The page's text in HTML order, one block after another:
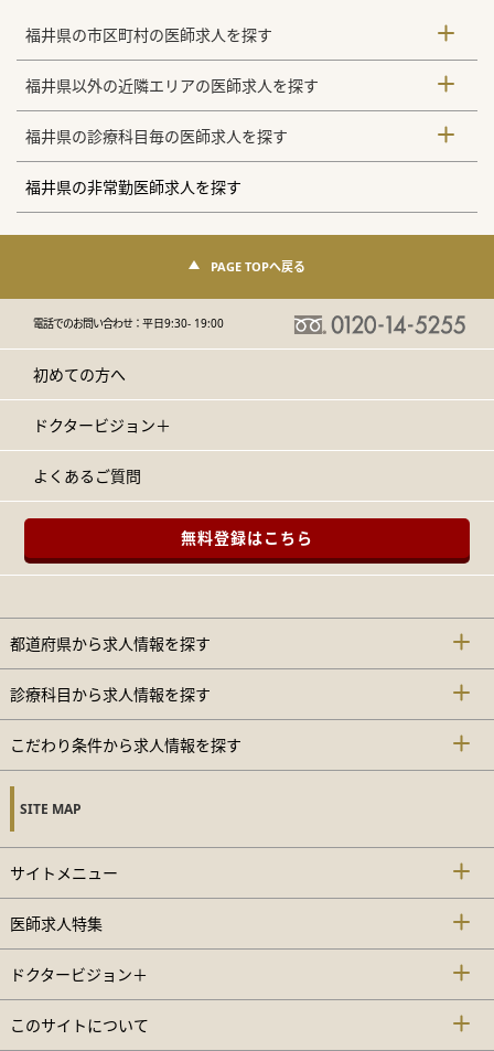
福井県の市区町村の医師求人を探す
福井県以外の近隣エリアの医師求人を探す
福井県の診療科目毎の医師求人を探す
福井県の非常勤医師求人を探す
PAGE TOPへ戻る
電話でのお問い合わせ：平日9:30- 19:00
初めての方へ
ドクタービジョン＋
よくあるご質問
無料登録はこちら
都道府県から求人情報を探す
診療科目から求人情報を探す
こだわり条件から求人情報を探す
SITE MAP
サイトメニュー
医師求人特集
ドクタービジョン＋
このサイトについて